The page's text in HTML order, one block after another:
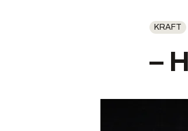
KRAFT
–